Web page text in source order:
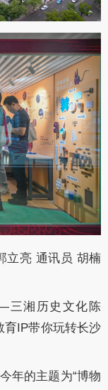
立亮 通讯员 胡楠
三湘历史文化陈
育IP带你玩转长沙
年的主题为“博物